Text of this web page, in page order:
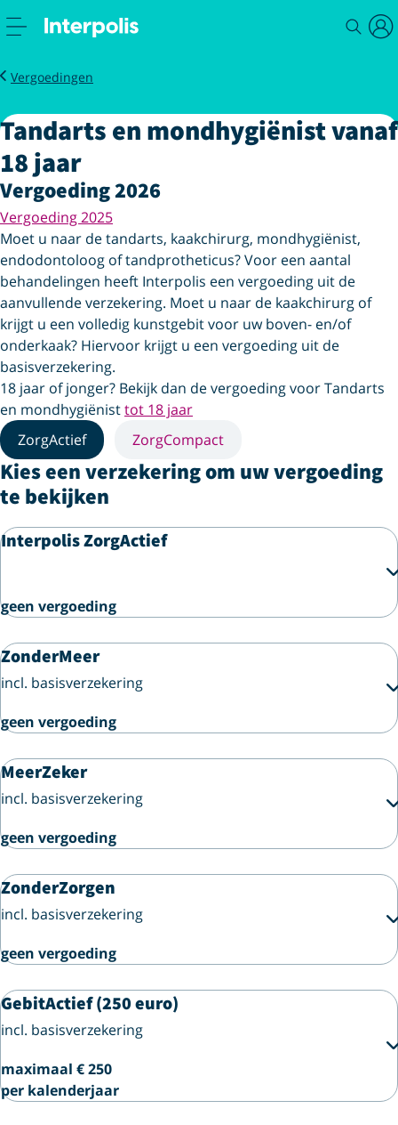
Service
Zorg
Vergoedingen
Tandarts en mondhygiënist vanaf 18 jaar
Tandarts en mondhygiënist vanaf
18 jaar
Vergoeding 2026
Vergoeding 2025
Moet u naar de tandarts, kaakchirurg, mondhygiënist,
endodontoloog of tandprotheticus? Voor een aantal
behandelingen heeft Interpolis een vergoeding uit de
aanvullende verzekering. Moet u naar de kaakchirurg of
krijgt u een volledig kunstgebit voor uw boven- en/of
onderkaak? Hiervoor krijgt u een vergoeding uit de
basisverzekering.
18 jaar of jonger? Bekijk dan de vergoeding voor Tandarts
en mondhygiënisttot 18 jaar
ZorgActief
ZorgCompact
Kies een verzekering om uw vergoeding
te bekijken
Interpolis ZorgActief
geen vergoeding
ZonderMeer
incl. basisverzekering
geen vergoeding
MeerZeker
incl. basisverzekering
geen vergoeding
ZonderZorgen
incl. basisverzekering
geen vergoeding
GebitActief (250 euro)
incl. basisverzekering
maximaal € 250
per kalenderjaar